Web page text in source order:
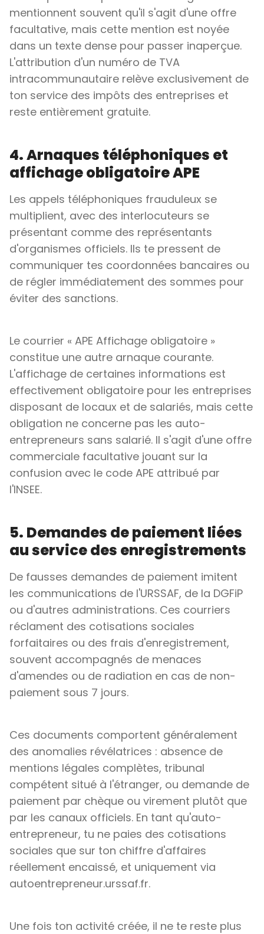
mentionnent souvent qu'il s'agit d'une offre
facultative, mais cette mention est noyée
dans un texte dense pour passer inaperçue.
L'attribution d'un numéro de TVA
intracommunautaire relève exclusivement de
ton service des impôts des entreprises et
reste entièrement gratuite.
4. Arnaques téléphoniques et
affichage obligatoire APE
Les appels téléphoniques frauduleux se
multiplient, avec des interlocuteurs se
présentant comme des représentants
d'organismes officiels. Ils te pressent de
communiquer tes coordonnées bancaires ou
de régler immédiatement des sommes pour
éviter des sanctions.
Le courrier « APE Affichage obligatoire »
constitue une autre arnaque courante.
L'affichage de certaines informations est
effectivement obligatoire pour les entreprises
disposant de locaux et de salariés, mais cette
obligation ne concerne pas les auto-
entrepreneurs sans salarié. Il s'agit d'une offre
commerciale facultative jouant sur la
confusion avec le code APE attribué par
l'INSEE.
5. Demandes de paiement liées
au service des enregistrements
De fausses demandes de paiement imitent
les communications de l'URSSAF, de la DGFiP
ou d'autres administrations. Ces courriers
réclament des cotisations sociales
forfaitaires ou des frais d'enregistrement,
souvent accompagnés de menaces
d'amendes ou de radiation en cas de non-
paiement sous 7 jours.
Ces documents comportent généralement
des anomalies révélatrices : absence de
mentions légales complètes, tribunal
compétent situé à l'étranger, ou demande de
paiement par chèque ou virement plutôt que
par les canaux officiels. En tant qu'auto-
entrepreneur, tu ne paies des cotisations
sociales que sur ton chiffre d'affaires
réellement encaissé, et uniquement via
autoentrepreneur.urssaf.fr.
Une fois ton activité créée, il ne te reste plus